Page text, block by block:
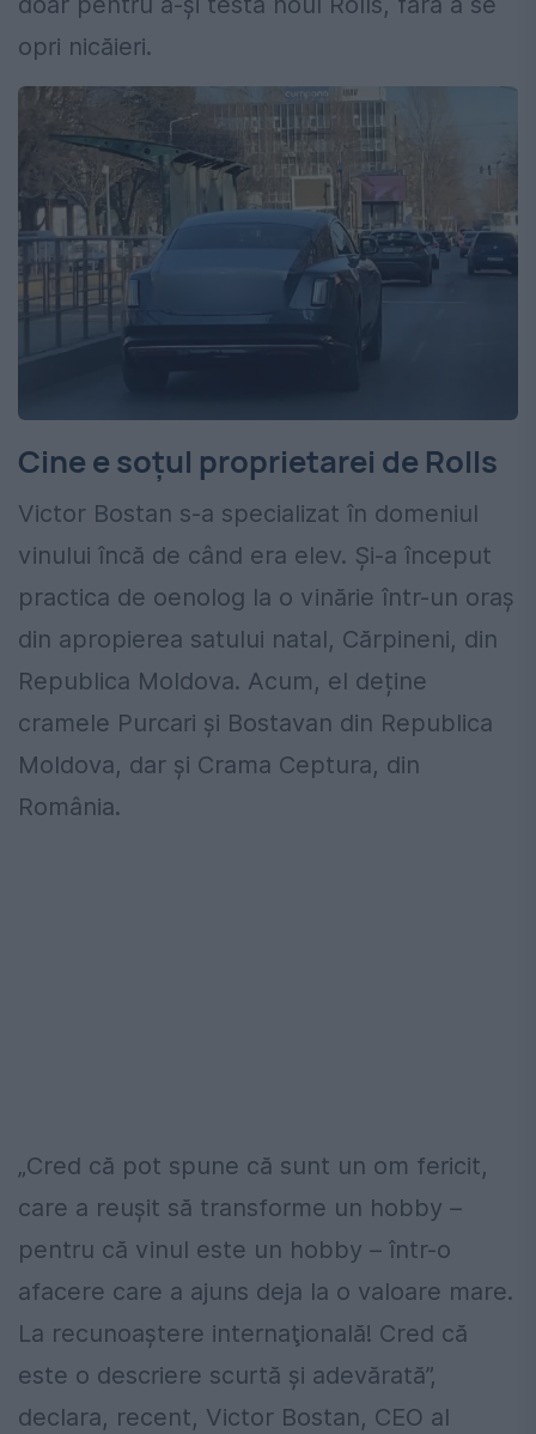
opri nicăieri.
Cine e soțul proprietarei de Rolls
Victor Bostan s-a specializat în domeniul
vinului încă de când era elev. Și-a început
practica de oenolog la o vinărie într-un oraș
din apropierea satului natal, Cărpineni, din
Republica Moldova. Acum, el deține
cramele Purcari şi Bostavan din Republica
Moldova, dar şi Crama Ceptura, din
România.
„Cred că pot spune că sunt un om fericit,
care a reuşit să transforme un hobby –
pentru că vinul este un hobby – într-o
afacere care a ajuns deja la o valoare mare.
La recunoaştere internaţională! Cred că
este o descriere scurtă şi adevărată”,
declara, recent, Victor Bostan, CEO al